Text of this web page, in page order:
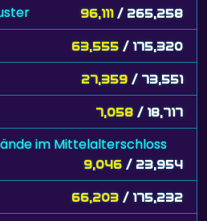
96,111 / 265,258
63,555 / 175,320
27,359 / 73,551
7,058 / 18,717
im Mittelalterschloss
9,046 / 23,954
66,203 / 175,232